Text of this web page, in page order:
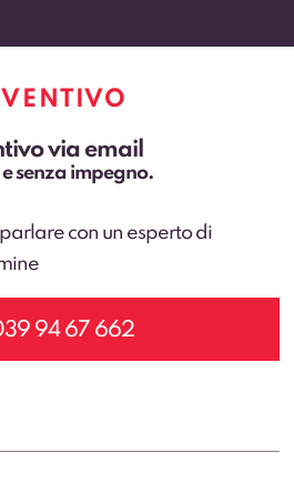
via email
senza impegno.
con un esperto di
94 67 662